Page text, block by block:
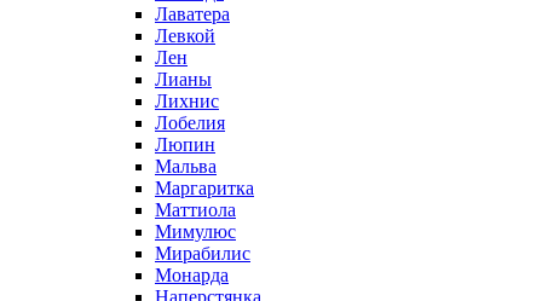
Лаватера
Левкой
Лен
Лианы
Лихнис
Лобелия
Люпин
Мальва
Маргаритка
Маттиола
Мимулюс
Мирабилис
Монарда
Наперстянка